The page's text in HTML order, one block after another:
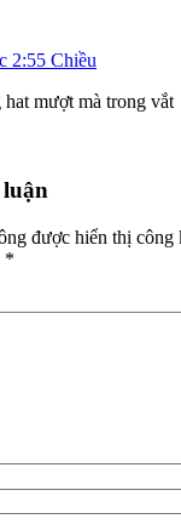
2:55 Chiều
hat mượt mà trong vắt
được hiển thị công
*